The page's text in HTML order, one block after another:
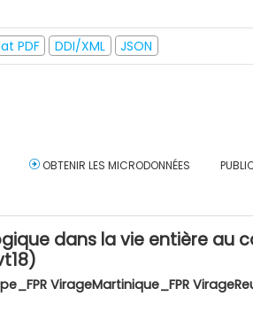
PDF DDI/XML
JSON
OBTENIR LES MICRODONNÉES
dans la vie entière au
VirageMartinique_FPR